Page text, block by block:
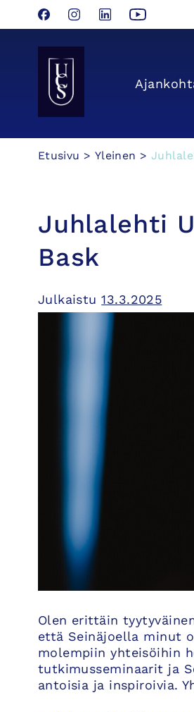
Hyppää
sisältöön
FacebookInstagram
LinkedInYouTube
Seinäjoen Yliopistokeskus UCSin etusivulle
Etusivu > Yleinen >
Juhlalehti
Bask
Julkaistu13.3.2025
Olen erittäin
että Seinäjoella minut
molempiin yhteisöihin
tutkimusseminaarit ja
antoisia ja inspiroivia.